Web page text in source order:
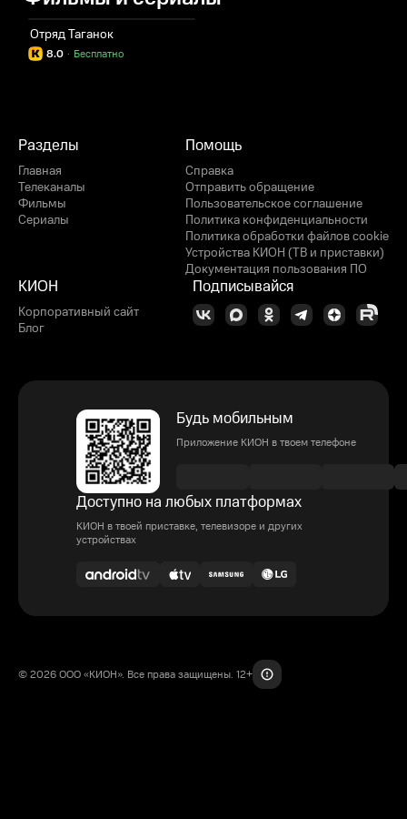
Отряд Таганок
8.0 Бесплатно
·
Разделы
Главная
Телеканалы
Фильмы
Сериалы
Помощь
Справка
Отправить обращение
Пользовательское соглашение
Политика конфиденциальности
Политика обработки файлов cookie
Устройства КИОН (ТВ и приставки)
Документация пользования ПО
КИОН
Корпоративный сайт
Блог
Подписывайся
Будь мобильным
Приложение КИОН в твоем телефоне
Доступно на любых платформах
КИОН в твоей приставке, телевизоре и других
устройствах
© 2026 ООО «КИОН». Все права защищены. 12+